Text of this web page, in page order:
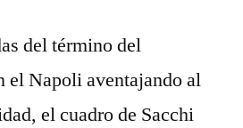
del término del
el Napoli aventajando al
el cuadro de Sacchi